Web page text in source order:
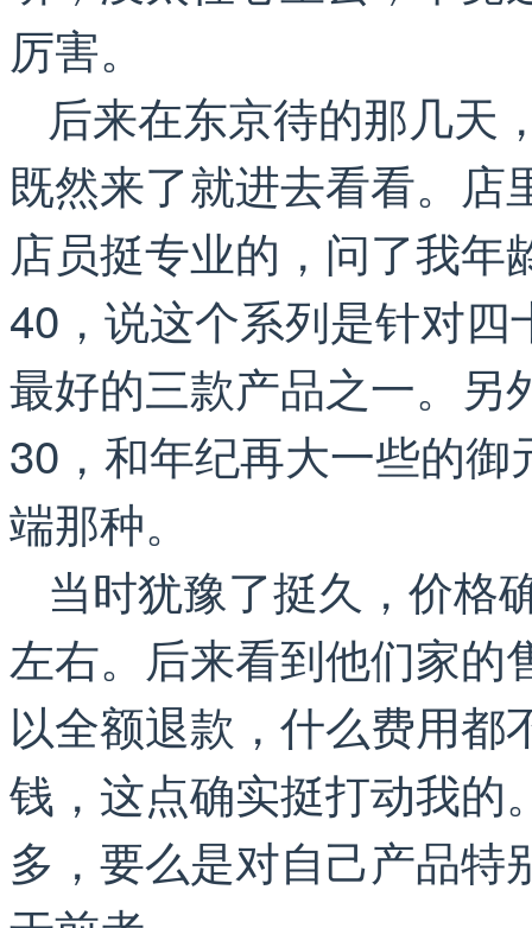
厉害。
后来在东京待的那几天
既然来了就进去看看。店
店员挺专业的，问了我
40，说这个系列是针对
最好的三款产品之一。另
30，和年纪再大一些的
端那种。
当时犹豫了挺久，价格
左右。后来看到他们家的
以全额退款，什么费用
钱，这点确实挺打动我的
多，要么是对自己产品